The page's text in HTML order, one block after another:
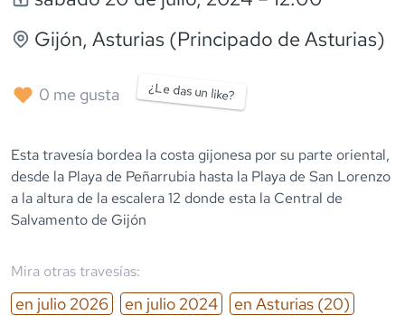
Gijón, Asturias (Principado de Asturias)
0 me gusta ¿Le das un like?
Esta travesía bordea la costa gijonesa por su parte oriental,
desde la Playa de Peñarrubia hasta la Playa de San Lorenzo
a la altura de la escalera 12 donde esta la Central de
Salvamento de Gijón
Mira otras travesías:
en julio 2026 en julio 2024 en Asturias (20)